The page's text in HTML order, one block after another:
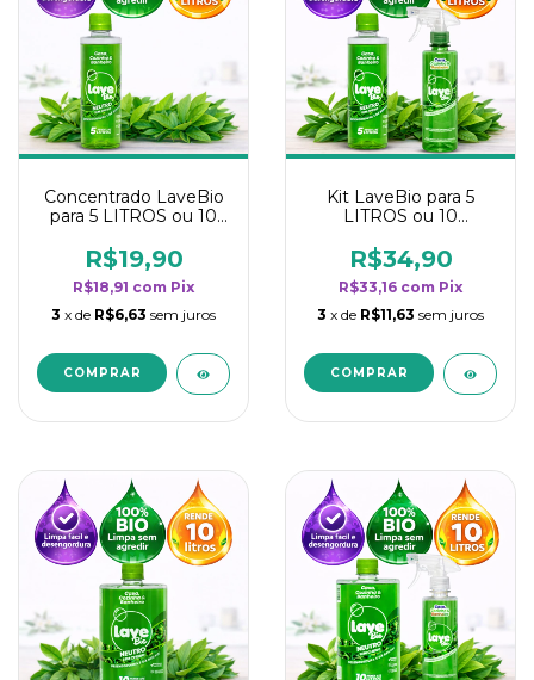
Concentrado LaveBio
para 5 LITROS ou 10
rendimento da
categoria - Neutro
R$19,90
R$18,91 com Pix
3 x de R$6,63 sem juros
Kit LaveBio para 5
LITROS ou 10
rendimento da
categoria - Neutro
R$34,90
R$33,16 com Pix
3 x de R$11,63 sem juros